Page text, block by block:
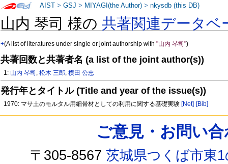
山内 琴司 様の共著関連データベ
+(A list of literatures under single or joint authorship with"山内 琴司")
共著回数と共著者名 (a list of the joint author(s))
1: 山内 琴司 ,松木 三郎,横田 公忠
発行年とタイトル (Title and year of the issue(s))
1970: マサ土のモルタル用細骨材としての利用に関する基礎実験 [Net] [Bib]
AIST >GSJ > MIYAGI(the Author) >nkysdb (this DB)
ご意見・お問い
〒305-8567茨城県つくば市東